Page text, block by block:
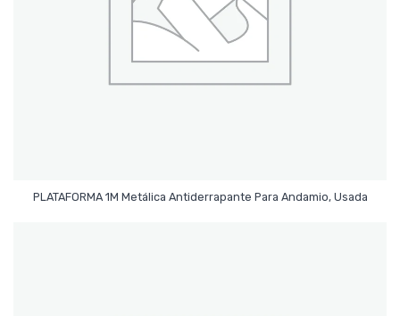
PLATAFORMA 1M Metálica Antiderrapante Para Andamio, Usada